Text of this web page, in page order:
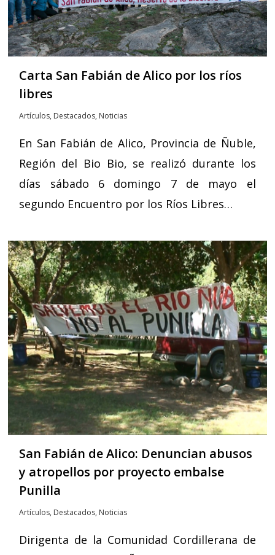
Carta San Fabián de Alico por los ríos
libres
Artículos, Destacados, Noticias
En San Fabián de Alico, Provincia de Ñuble,
Región del Bio Bio, se realizó durante los
días sábado 6 domingo 7 de mayo el
segundo Encuentro por los Ríos Libres…
San Fabián de Alico: Denuncian abusos
y atropellos por proyecto embalse
Punilla
Artículos, Destacados, Noticias
Dirigenta de la Comunidad Cordillerana de